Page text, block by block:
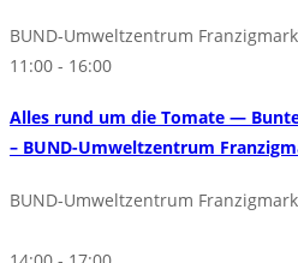
BUND-Umweltzentrum Franzigmark
11:00 - 16:00
Alles rund um die Tomate —
– BUND-Umweltzentrum
BUND-Umweltzentrum Franzigmark